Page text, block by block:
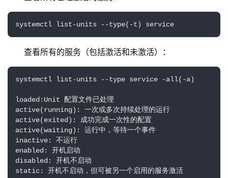
systemctl list-units --type(-t) service
查看所有的服务（包括激活和未激活）：
systemctl list-units --type service -all(-a)
loaded:Unit 配置文件已处理
active(running): 一次或多次持续处理的运行
active(exited): 成功完成一次性的配置
active(waiting): 运行中，等待一个事件
inactive: 不运行
enabled: 开机启动
disabled: 开机不启动
static: 开机不启动，但可被另一个启用的服务激活